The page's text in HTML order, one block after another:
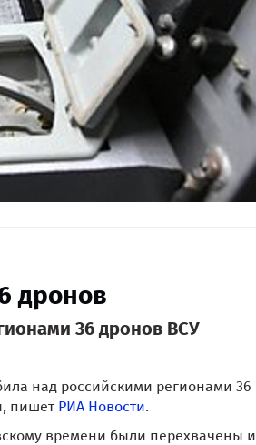
дронов
36 дронов ВСУ
над российскими регионами 36
пишет РИА Новости.
времени были перехвачены и